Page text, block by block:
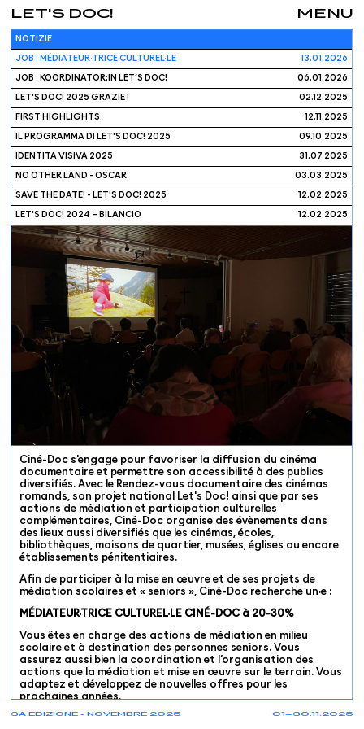
01—30.11.2025
3A EDIZIONE - NOVEMBRE 2025
MENU
LET'S DOC!
NOTIZIE
JOB : MÉDIATEUR·TRICE CULTUREL·LE 13.01.2026
JOB : KOORDINATOR:IN LET’S DOC! 06.01.2026
LET'S DOC! 2025 GRAZIE ! 02.12.2025
FIRST HIGHLIGHTS 12.11.2025
IL PROGRAMMA DI LET'S DOC! 2025 09.10.2025
IDENTITÀ VISIVA 2025 31.07.2025
NO OTHER LAND - OSCAR 03.03.2025
SAVE THE DATE! - LET'S DOC! 2025 12.02.2025
LET'S DOC! 2024 – BILANCIO 12.02.2025
Ciné-Doc s'engage pour favoriser la diffusion du cinéma
documentaire et permettre son accessibilité à des publics
diversifiés. Avec le Rendez-vous documentaire des cinémas
romands, son projet national Let's Doc! ainsi que par ses
actions de médiation et participation culturelles
complémentaires, Ciné-Doc organise des évènements dans
des lieux aussi diversifiés que les cinémas, écoles,
bibliothèques, maisons de quartier, musées, églises ou encore
établissements pénitentiaires.
Afin de participer à la mise en œuvre et de ses projets de
médiation scolaires et « seniors », Ciné-Doc recherche un·e :
MÉDIATEUR·TRICE CULTUREL·LE CINÉ-DOC à 20-30%
Vous êtes en charge des actions de médiation en milieu
scolaire et à destination des personnes seniors. Vous
assurez aussi bien la coordination et l’organisation des
actions que la médiation et mise en œuvre sur le terrain. Vous
adaptez et développez de nouvelles offres pour les
prochaines années.
Vos missions principales :